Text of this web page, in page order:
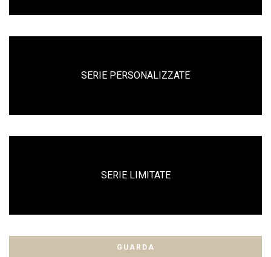
SERIE PERSONALIZZATE
SERIE LIMITATE
GUARDA